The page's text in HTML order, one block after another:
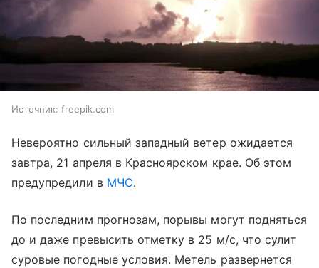
Источник: freepik.com
Невероятно сильный западный ветер ожидается
завтра, 21 апреля в Красноярском крае. Об этом
предупредили в МЧС.
По последним прогнозам, порывы могут подняться
до и даже превысить отметку в 25 м/с, что сулит
суровые погодные условия. Метель развернется